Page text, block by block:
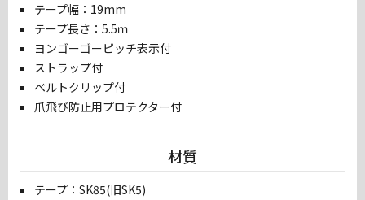
テープ幅：19mm
テープ長さ：5.5ｍ
ヨンゴーゴーピッチ表示付
ストラップ付
ベルトクリップ付
爪飛び防止用プロテクター付
材質
テープ：SK85(旧SK5)